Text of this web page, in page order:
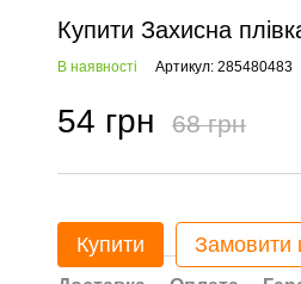
Купити Захисна
В наявності Артикул: 285480483
54 грн 68 грн
Купити Замовити